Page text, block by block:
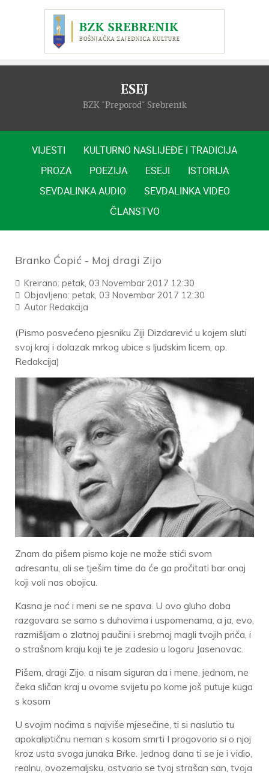
ESEJ
BZK "Preporod" Srebrenik
VIJESTI
KULTURNO NASLIJEĐE I TRADICIJA
PROZA
POEZIJA ESEJI
ISTORIJA
SEVDALINKA AUDIO
SEVDALINKA VIDEO
ČLANSTVO
Branko Ćopić - Moj dragi Zijo
Kreirano: petak, 03 Novembar 2017 12:30
Objavljeno: petak, 03 Novembar 2017 12:30
Autor Redakcija
(Pismo posvećeno pjesniku Ziji Dizdarević u kojem sluti
svoj kraj i dolazak mrkog ubice s ljudskim licem, op.
Redakcija)
Znam da pišem pismo koje ne može stići svom
adresantu, ali se tješim time da će ga pročitati bar onaj
koji voli nas obojicu.
Kasna je noć i meni se ne spava. U ovo gluho doba
razgovara se samo s duhovima i uspomenama, a ja, evo,
razmišljam o zlatnoj paučini i srebrnoj magli tvojih priča, i
o strašnom kraju koji te je zadesio u logoru Jasenovac.
Pišem, dragi Zijo, a nisam siguran da i mene, jednom, ne
čeka sličan kraj u ovome svijetu po kome još putuje kuga
s kosom
U svojim noćima s najviše mjesečine, ti si naslutio tu
apokaliptičnu neman s kosom smrti I progovorio si o njoj
kroz usta svoga junaka Brke. Jednog dana ti se je i vidio,
realnu, ovozemaljsku, ostvario se tvoj strašan san, tvoja